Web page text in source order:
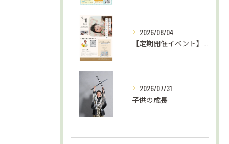
2026/08/04
2026/07/31
子供の成長